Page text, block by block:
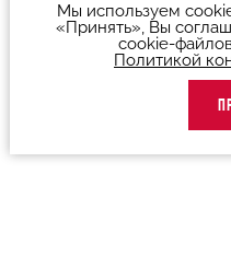
Мы используем
«Принять», Вы
cookie-
Политикой